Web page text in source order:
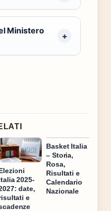
Ministero
2025-
date,
e
Basket Italia
– Storia,
Rosa,
Risultati e
Calendario
Nazionale